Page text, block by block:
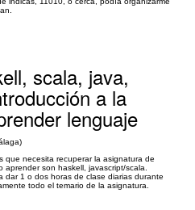
scala, java,
a la
lenguaje
que necesita recuperar la asignatura de
son haskell, javascript/scala.
dar 1 o dos horas de clase diarias durante
todo el temario de la asignatura.